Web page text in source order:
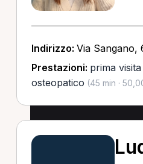
Indirizzo: Via Sangano,
Prestazioni: prima
osteopatico (45 min ·